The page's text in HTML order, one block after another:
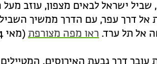
שביל ישראל לבאים מצפון, עוזב
אל דרך עפר, עם הדרך ממשיך
אל תל ערד. ראו מפה מצורפת (מאי 2024).
עובר דרך גבעת האירוסים. המטיילים